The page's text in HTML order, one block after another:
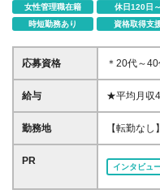
女性管理職在籍
休日120日～
時短勤務あり
資格取得支
応募資格
＊20代～
しながら働
以上 ◆社会人経験
います！»
への直行
業務効率も高められ
給与
★平均月収
給＋賞与年2
万円～23
※単発的な
勤務地
【転勤な
クまたはシ
能 *お住ま
ご自身の都
★リモート
PR
インタビュ